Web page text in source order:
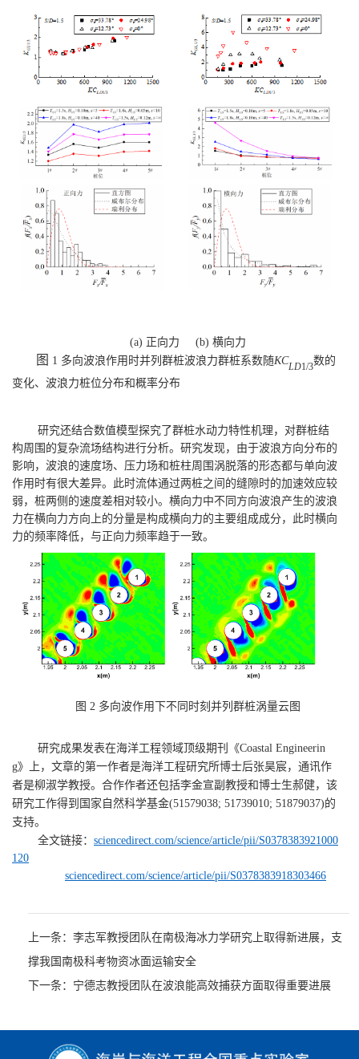
(a) 正向力 (b) 横向力
图 1 多向波浪作用时并列群桩波浪力群桩系数随KC
LD1/3
数的
变化、 波浪力桩位分布和概率分布
研究还结合数值模型探究了群桩水动力特性机理，对群桩结
构周围的复杂流场结构进行分析。研究发现，由于波浪方向分布的
影响，波浪的速度场、压力场和桩柱周围涡脱落的形态都与单向波
作用时有很大差异。此时流体通过两桩之间的缝隙时的加速效应较
弱，桩两侧的速度差相对较小。横向力中不同方向波浪产生的波浪
力在横向力方向上的分量是构成横向力的主要组成成分，此时横向
力的频率降低，与正向力频率趋于一致。
图 2 多向波作用下不同时刻并列群桩涡量云图
研究成果发表在海洋工程领域顶级期刊《Coastal Engineerin
g》
上，文章的第一作者是海洋工程研究所博士后张昊宸，通讯作
者是柳淑学教授。合作作者还包括李金宣副教授和博士生郝健，该
研究工作得到国家自然科学基金(51579038; 51739010; 51879037)的
支持。
全文链接： sciencedirect.com/science/article/pii/S0378383921000
120
sciencedirect.com/science/article/pii/S0378383918303466
上一条：李志军教授团队在南极海冰力学研究上取得新进展，支
撑我国南极科考物资冰面运输安全
下一条：宁德志教授团队在波浪能高效捕获方面取得重要进展